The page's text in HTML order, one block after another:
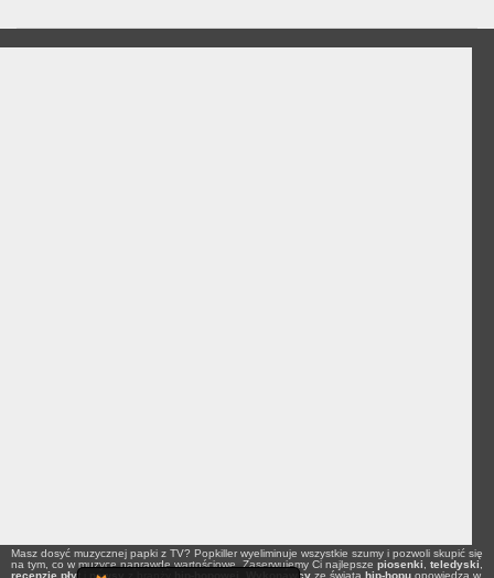
Masz dosyć muzycznej papki z TV? Popkiller wyeliminuje wszystkie szumy i pozwoli skupić się
na tym, co w muzyce naprawdę wartościowe. Zaserwujemy Ci najlepsze piosenki teledyski
recenzje płyt
newsy Wykonawcy ze świata hip-hopu opowiedzą w